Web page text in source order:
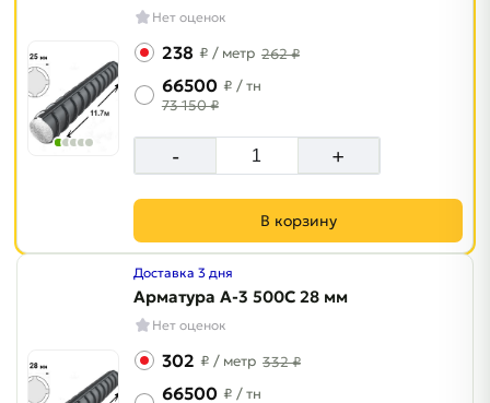
Нет оценок
238 ₽ / метр 262 ₽
66500 ₽ / тн
73 150 ₽
- +
В корзину
Доставка 3 дня
Арматура A-3 500C 28 мм
Нет оценок
302 ₽ / метр 332 ₽
66500 ₽ / тн